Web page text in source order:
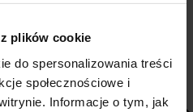
plików cookie
do spersonalizowania treści
społecznościowe i
Informacje o tym, jak